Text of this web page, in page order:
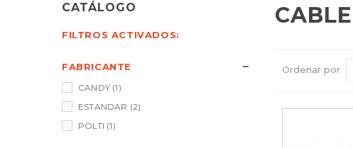
CATÁLOGO
FILTROS ACTIVADOS:
FABRICANTE
CANDY (1)
ESTANDAR (2)
POLTI (1)
CABLE
Ordenar por